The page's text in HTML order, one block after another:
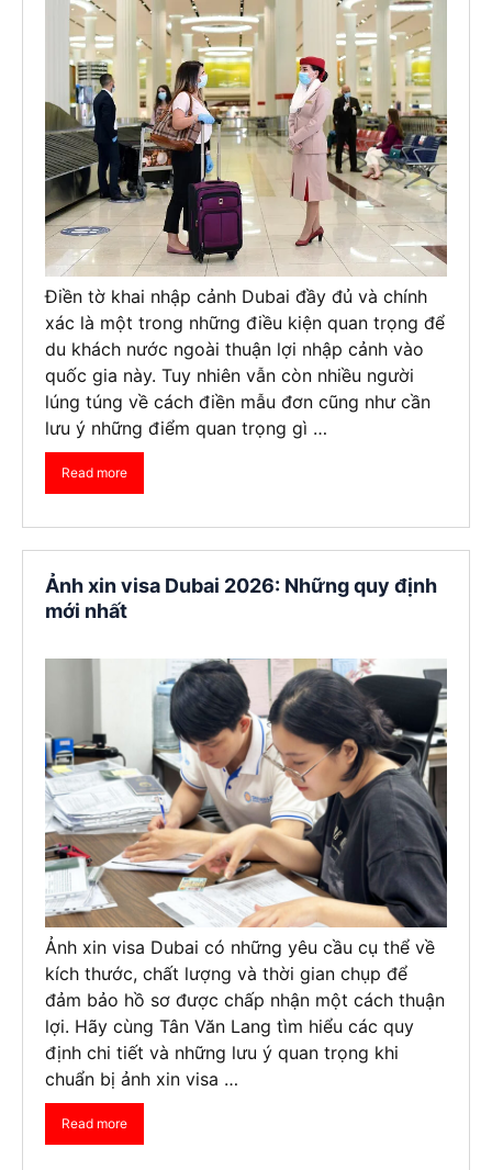
Điền tờ khai nhập cảnh Dubai đầy đủ và chính
xác là một trong những điều kiện quan trọng để
du khách nước ngoài thuận lợi nhập cảnh vào
quốc gia này. Tuy nhiên vẫn còn nhiều người
lúng túng về cách điền mẫu đơn cũng như cần
lưu ý những điểm quan trọng gì …
Read more
Ảnh xin visa Dubai 2026: Những quy định
mới nhất
Ảnh xin visa Dubai có những yêu cầu cụ thể về
kích thước, chất lượng và thời gian chụp để
đảm bảo hồ sơ được chấp nhận một cách thuận
lợi. Hãy cùng Tân Văn Lang tìm hiểu các quy
định chi tiết và những lưu ý quan trọng khi
chuẩn bị ảnh xin visa …
Read more